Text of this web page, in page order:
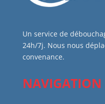
Un service de
24h/7j. Nous nous
convenance.
NAVIGATION